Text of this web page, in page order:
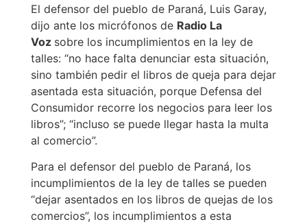
El defensor del pueblo de Paraná, Luis Garay,
dijo ante los micrófonos de Radio La
Voz sobre los incumplimientos en la ley de
talles: “no hace falta denunciar esta situación,
sino también pedir el libros de queja para dejar
asentada esta situación, porque Defensa del
Consumidor recorre los negocios para leer los
libros”; “incluso se puede llegar hasta la multa
al comercio”.
Para el defensor del pueblo de Paraná, los
incumplimientos de la ley de talles se pueden
“dejar asentados en los libros de quejas de los
comercios”, los incumplimientos a esta